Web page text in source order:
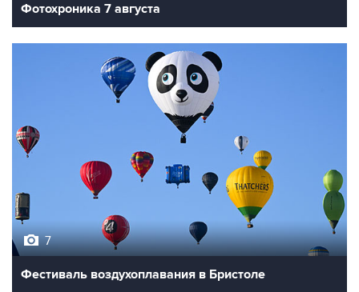
Фотохроника 7 августа
7
Фестиваль воздухоплавания в Бристоле